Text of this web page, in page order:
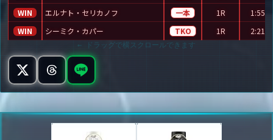
WIN
エルナト・セリカノフ 一本 1R
1:55
WIN
シーミク・カパー TKO 1R 2:21
← ドラッグで横スクロールできます